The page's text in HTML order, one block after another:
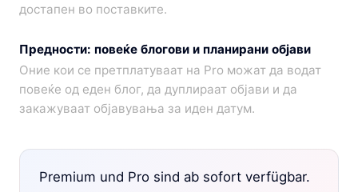
достапен во поставките.
Предности: повеќе блогови и планирани објави
Оние кои се претплатуваат на Pro можат да водат
повеќе од еден блог, да дуплираат објави и да
закажуваат објавувања за иден датум.
Premium und Pro sind ab sofort verfügbar.